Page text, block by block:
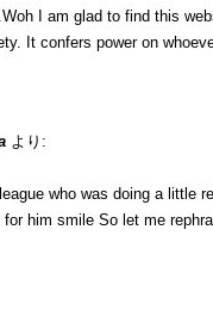
I am glad to find this
It confers power on
より:
who was doing a little
him smile So let me